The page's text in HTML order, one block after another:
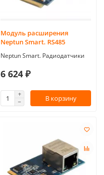
Модуль расширения
Neptun Smart. RS485
Neptun Smart. Радиодатчики
6 624 ₽
В корзину